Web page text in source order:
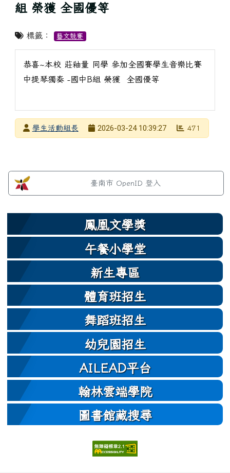
組 榮獲 全國優等
標籤： 藝文競賽
恭喜~本校 莊釉量 同學 參加全國賽學生音樂比賽
中提琴獨奏 -國中B組 榮獲 全國優等
發布者學生活動組長
2026-03-24 10:39:27 471
左邊區域內容
臺南市 OpenID 登入
鳳凰文學獎
午餐小學堂
新生專區
體育班招生
舞蹈班招生
幼兒園招生
AILEAD平台
翰林雲端學院
圖書館藏搜尋